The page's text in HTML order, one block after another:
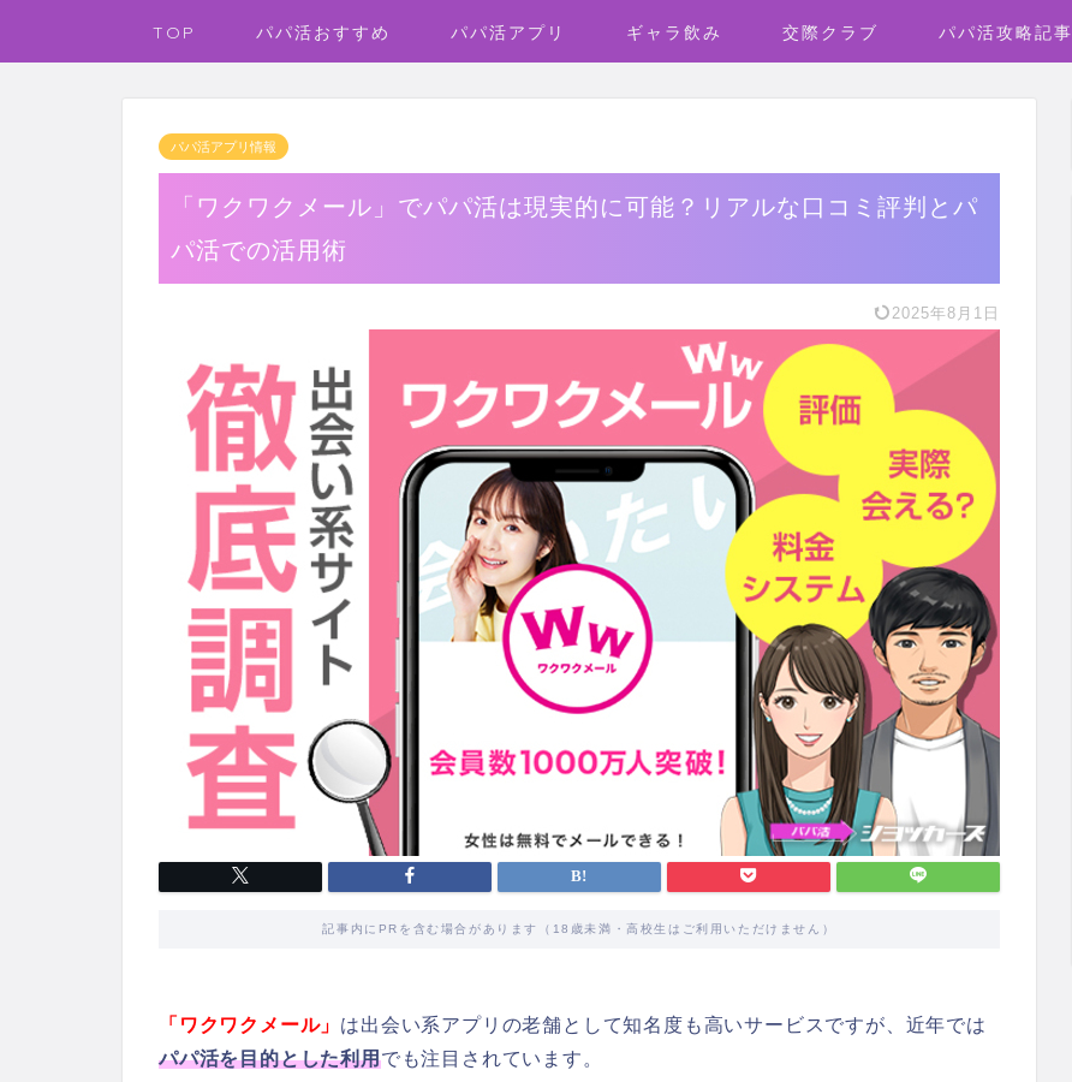
TOP パパ活おすすめ パパ活アプリ ギャラ飲み 交際クラブ パパ活攻略記事
パパ活アプリ情報
「ワクワクメール」でパパ活は現実的に可能？リアルな口コミ評判とパ
パ活での活用術
2025年8月1日
記事内にPRを含む場合があります（18歳未満・高校生はご利用いただけません）
「ワクワクメール」 は出会い系アプリの老舗として知名度も高いサービスですが、近年では
パパ活を目的とした利用でも注目されています。